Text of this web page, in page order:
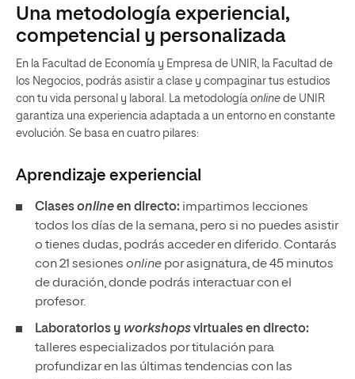
Una metodología experiencial,
competencial y personalizada
En la Facultad de Economía y Empresa de UNIR, la Facultad de
los Negocios, podrás asistir a clase y compaginar tus estudios
con tu vida personal y laboral. La metodología online de UNIR
garantiza una experiencia adaptada a un entorno en constante
evolución. Se basa en cuatro pilares:
Aprendizaje experiencial
Clasesonlineen directo: impartimos lecciones
todos los días de la semana, pero si no puedes asistir
o tienes dudas, podrás acceder en diferido. Contarás
con 21 sesiones online por asignatura, de 45 minutos
de duración, donde podrás interactuar con el
profesor.
Laboratorios y workshopsvirtuales en directo:
talleres especializados por titulación para
profundizar en las últimas tendencias con las